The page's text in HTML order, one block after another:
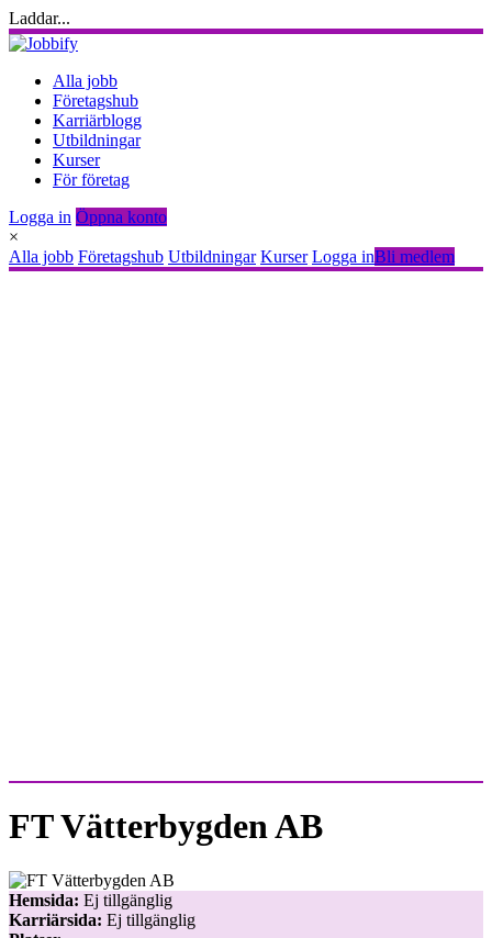
Laddar...
Alla jobb
Företagshub
Karriärblogg
Utbildningar
Kurser
För företag
Logga in Öppna konto
×
Alla jobb Företagshub Utbildningar Kurser Logga inBli medlem
FT Vätterbygden AB
Hemsida: Ej tillgänglig
Karriärsida: Ej tillgänglig